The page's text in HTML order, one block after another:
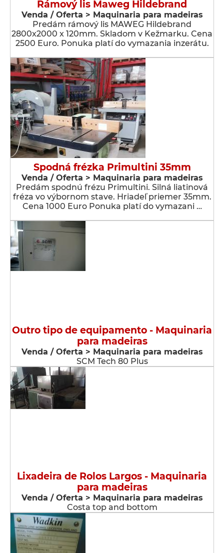
Rámový lis Maweg Hildebrand
Venda / Oferta > Maquinaria para madeiras
Predám rámový lis MAWEG Hildebrand
2800x2000 x 120mm. Skladom v Kežmarku. Cena
2500 Euro. Ponuka platí do vymazania inzerátu.
Spodná frézka Primultini 35mm
Venda / Oferta > Maquinaria para madeiras
Predám spodnú frézu Primultini. Silná liatinová
fréza vo výbornom stave. Hriadeľ priemer 35mm.
Cena 1000 Euro Ponuka platí do vymazani …
Outro tipo de equipamento - Maquinaria
para madeiras
Venda / Oferta > Maquinaria para madeiras
SCM Tech 80 Plus
Lixadeira de Rolos Largos - Maquinaria
para madeiras
Venda / Oferta > Maquinaria para madeiras
Costa top and bottom